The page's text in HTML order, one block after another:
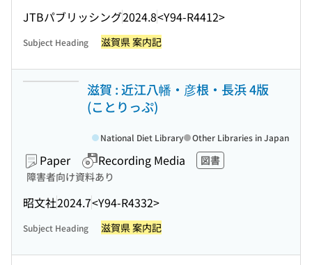
JTBパブリッシング2024.8<Y94-R4412>
Subject Heading 滋賀県 案内記
滋賀 : 近江八幡・彦根・長浜 4版
(ことりっぷ)
Paper Recording Media
図書
障害者向け資料あり
昭文社2024.7<Y94-R4332>
National Diet Library Other Libraries in Japan
Subject Heading 滋賀県 案内記